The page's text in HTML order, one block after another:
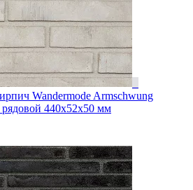
Wandermode Armschwung
440x52x50 мм